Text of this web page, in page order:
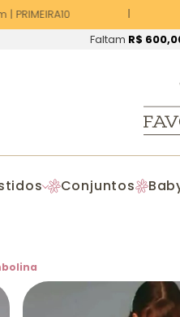
Faltam R$
Conjuntos